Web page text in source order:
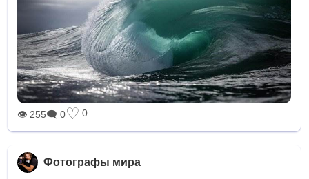
👁 255🗨 0♡ 0
Фотографы мира